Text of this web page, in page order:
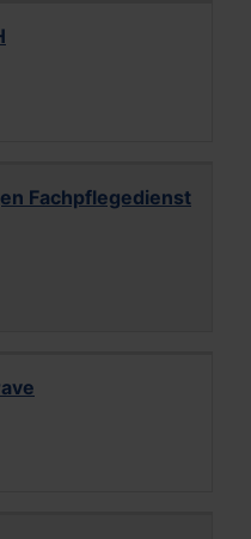
Fachpflegedienst